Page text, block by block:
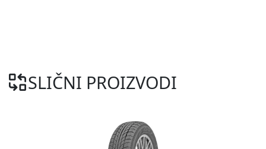
SLIČNI PROIZVODI